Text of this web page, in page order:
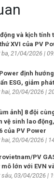
và kịch tính
XVI của PV
ba, 21/04/2026 |
định
ESG, giảm
hai, 20/04/2026 |
ảnh] 8 đội
vệ sinh lao
của PV Power
hai, 20/04/2026 |
PV
mô lớn với EVN
sáu, 03/04/2026 |